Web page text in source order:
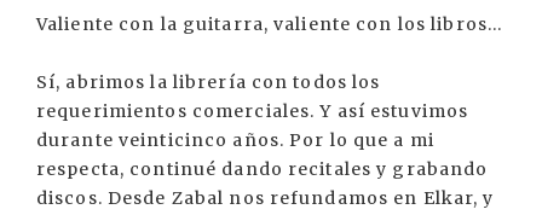
Valiente con la guitarra, valiente con los libros...
Sí, abrimos la librería con todos los
requerimientos comerciales. Y así estuvimos
durante veinticinco años. Por lo que a mi
respecta, continué dando recitales y grabando
discos. Desde Zabal nos refundamos en Elkar, y